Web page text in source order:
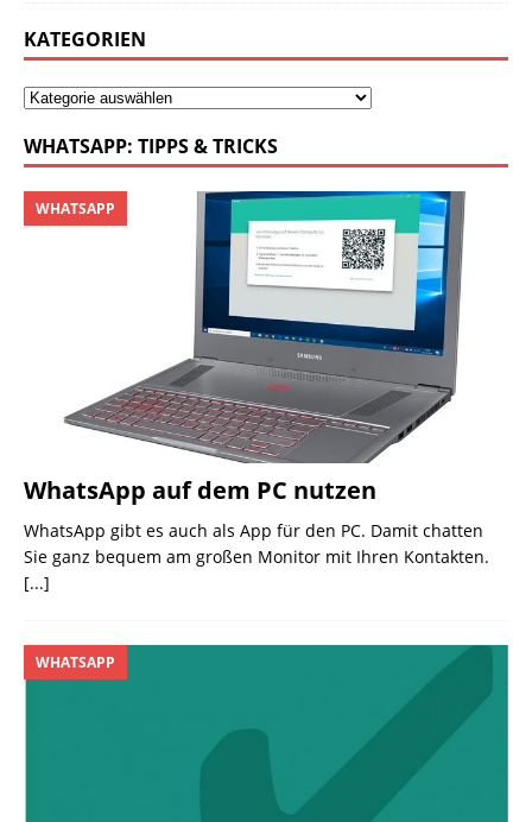
KATEGORIEN
WHATSAPP: TIPPS & TRICKS
WhatsApp auf dem PC nutzen
WHATSAPP
WhatsApp gibt es auch als App für den PC. Damit chatten
Sie ganz bequem am großen Monitor mit Ihren Kontakten.
[...]
WHATSAPP